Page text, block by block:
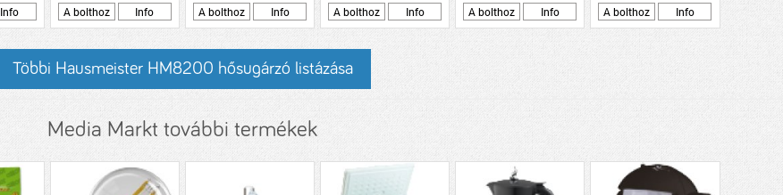
Info
A bolthoz
Info
A bolthoz
Info
A bolthoz
Info
A bolthoz
Info
A bolthoz
Info
Többi Hausmeister HM8200 hősugárzó listázása
Media Markt további termékek